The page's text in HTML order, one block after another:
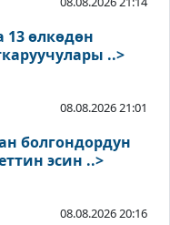
13 өлкөдөн
келген тоо куткаруучулары ..>
08.08.2026 21:01
болгондордун
эсин ..>
08.08.2026 20:16